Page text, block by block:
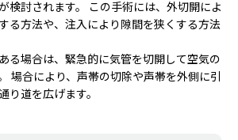
検討されます。 この手術には、外切開によ
る方法や、注入により隙間を狭くする方法
る場合は、緊急的に気管を切開して空気の
場合により、声帯の切除や声帯を外側に引
り道を広げます。